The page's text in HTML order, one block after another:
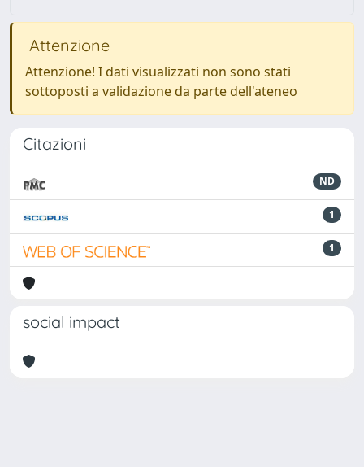
Attenzione
Attenzione! I dati visualizzati non sono stati
sottoposti a validazione da parte dell'ateneo
Citazioni
ND
1
1
social impact